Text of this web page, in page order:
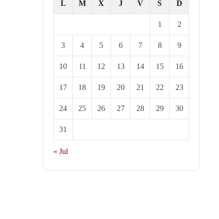
L M X J V S D
1 2
3 4 5 6 7 8 9
10 11 12 13 14 15 16
17 18 19 20 21 22 23
24 25 26 27 28 29 30
31
« Jul